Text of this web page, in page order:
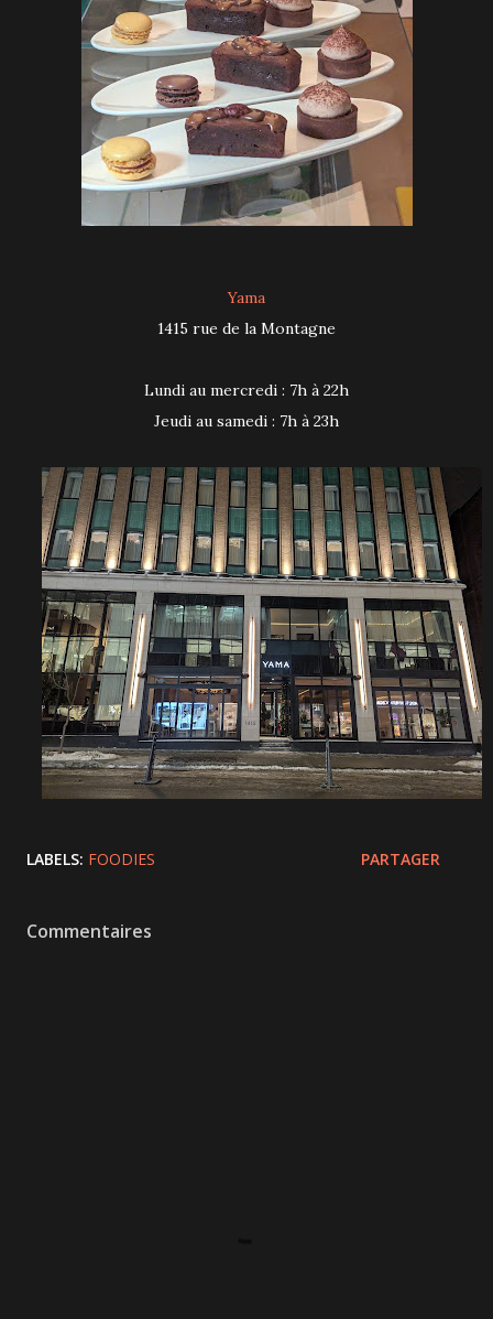
Yama
1415 rue de la Montagne
Lundi au mercredi : 7h à 22h
Jeudi au samedi : 7h à 23h
LABELS: FOODIES PARTAGER
Commentaires